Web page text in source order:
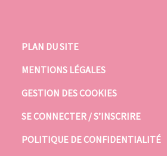
PLAN DU SITE
MENTIONS LÉGALES
GESTION DES COOKIES
SE CONNECTER / S’INSCRIRE
POLITIQUE DE CONFIDENTIALITÉ